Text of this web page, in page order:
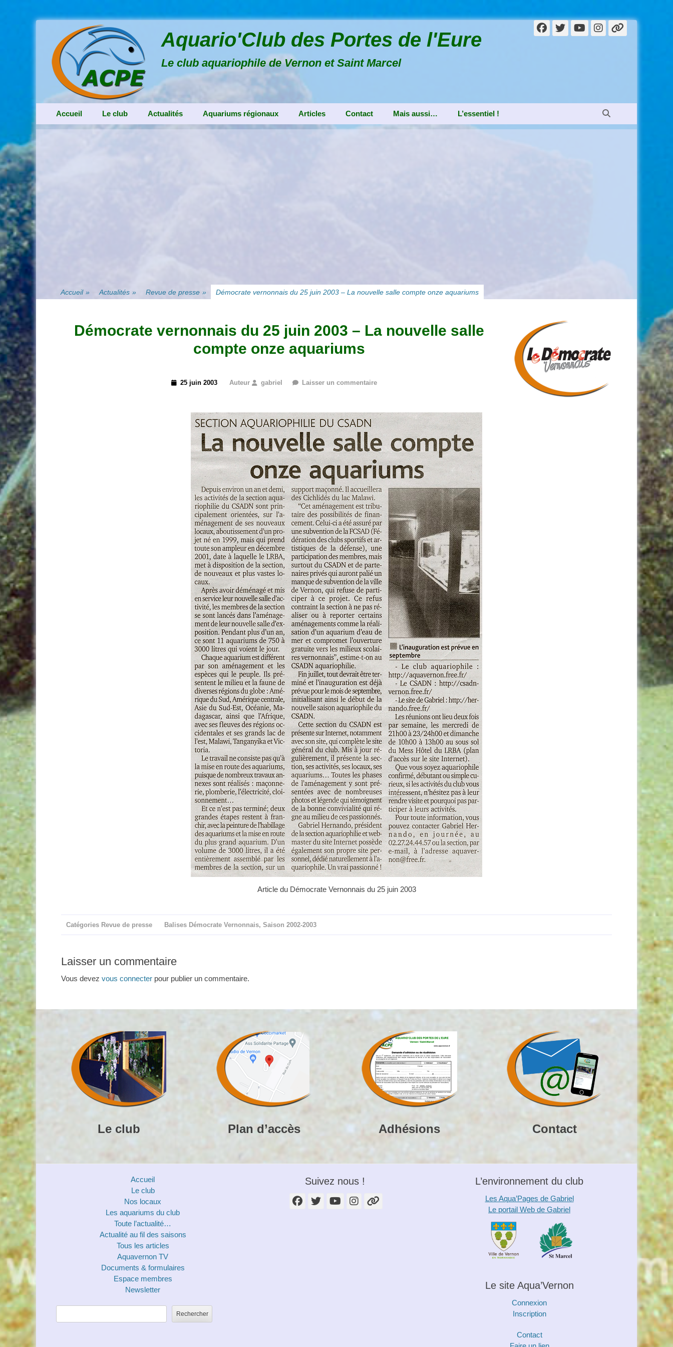
Aquario'Club des Portes de l'Eure
Le club aquariophile de Vernon et Saint Marcel
Facebook
Twitter
YouTube
Instagram
Menu principal
contenu
Accueil Le club Actualités Aquariums régionaux Articles Contact Mais aussi… L’essentiel !
Accueil » Actualités » Revue de presse » Démocrate vernonnais du 25 juin 2003 – La nouvelle salle compte onze aquariums
Démocrate vernonnais du 25 juin 2003 – La nouvelle salle
compte onze aquariums
Posted
25 juin 2003 Auteur gabriel Laisser un commentaire
Article du Démocrate Vernonnais du 25 juin 2003
Catégories Revue de presse Balises Démocrate Vernonnais, Saison 2002-2003
Laisser un commentaire
Vous devez vous connecter pour publier un commentaire.
Le club Plan d’accès Adhésions Contact
Accueil
Le club
Nos locaux
Les aquariums du club
Toute l’actualité…
Actualité au fil des saisons
Tous les articles
Aquavernon TV
Documents & formulaires
Espace membres
Newsletter
Rechercher
Suivez nous !
Facebook
Twitter
YouTube
Instagram
L’environnement du club
Les Aqua’Pages de Gabriel
Le portail Web de Gabriel
Le site Aqua’Vernon
Connexion
Inscription
Contact